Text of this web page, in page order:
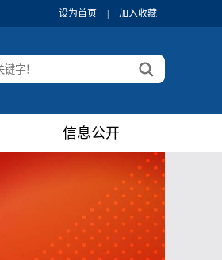
设为首页 加入收藏
信息公开